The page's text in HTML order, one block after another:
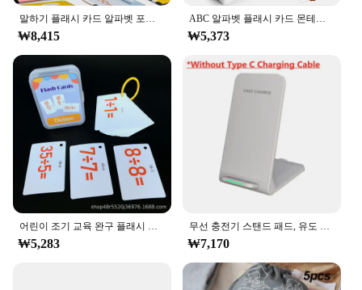
**Educational Partnerships**
Understanding the importance of educational
partnerships, merka Alphabet Cards are available
for wholesale and bulk purchases, making them an
excellent choice for vendors and suppliers looking
to expand their educational offerings. The cards are
not just a product; they are a commitment to
providing quality educational tools that support the
learning journey of students and educators alike.
Whether you're looking to stock up for your
classroom or supply educational materials to other
educators, these cards are a reliable choice that
aligns with your dedication to quality education.
말하기 플래시 카드 알파벳 포켓 스피치 완구, 어린이 조기 교육 장난감, 자폐증 감각 치료, 영어 플래시 카드
₩8,415
ABC 알파벳 플래시 카드 몬테소리 조기 교육 장난감, 아기 모양 동물 학습 카드 게임 퍼즐, 어린이 선물, 58 개
₩5,373
어린이 조기 교육 완구 플래시 카드 학습 양면 영어 알파벳 학습 게임 유치원 몬테소리
₩5,283
무선 충전기 스탠드 패드, 유도 고속 충전 독 스테이션, 아이폰 15, 14, 13, 12, 11 프로, 삼성, 샤오미 휴대폰 충전기, 30W
₩7,170